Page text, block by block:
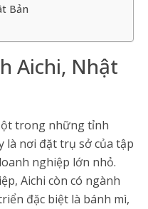
Bản
Aichi, Nhật
trong những tỉnh
là nơi đặt trụ sở của tập
nghiệp lớn nhỏ.
Aichi còn có ngành
đặc biệt là bánh mì,